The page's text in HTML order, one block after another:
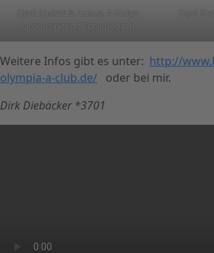
Opel Kadett B, Luxus, 4 türige
Limousine mit Schiebedach
Opel
Weitere Infos gibt es unter: http://
olympia-a-club.de/ oder bei mir.
Dirk Diebäcker *3701